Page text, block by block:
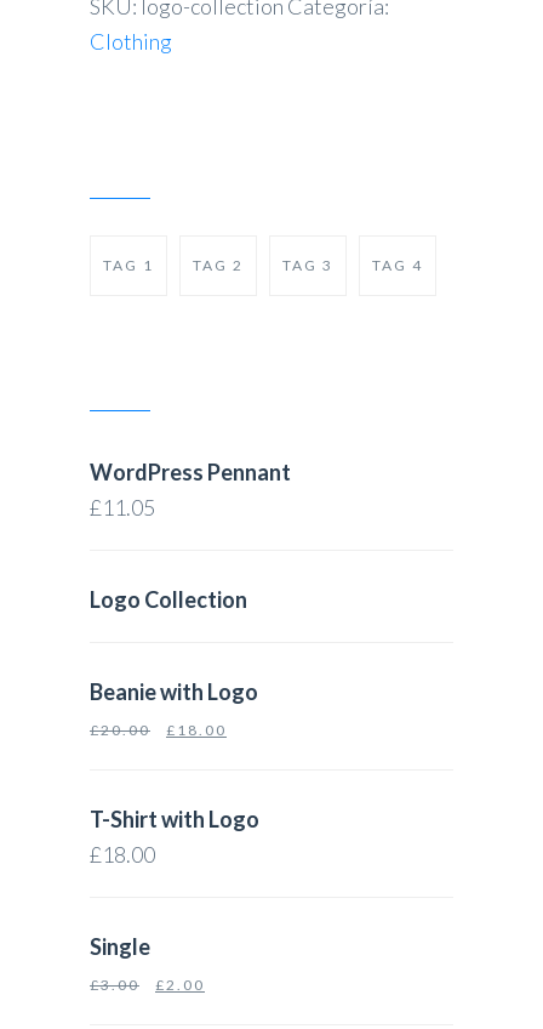
SKU: logo-collection Categoría:
Clothing
TAG 1 TAG 2 TAG 3 TAG 4
WordPress Pennant
£11.05
Logo Collection
Beanie with Logo
£20.00 £ 18.00
T-Shirt with Logo
£18.00
Single
£3.00 £2.00